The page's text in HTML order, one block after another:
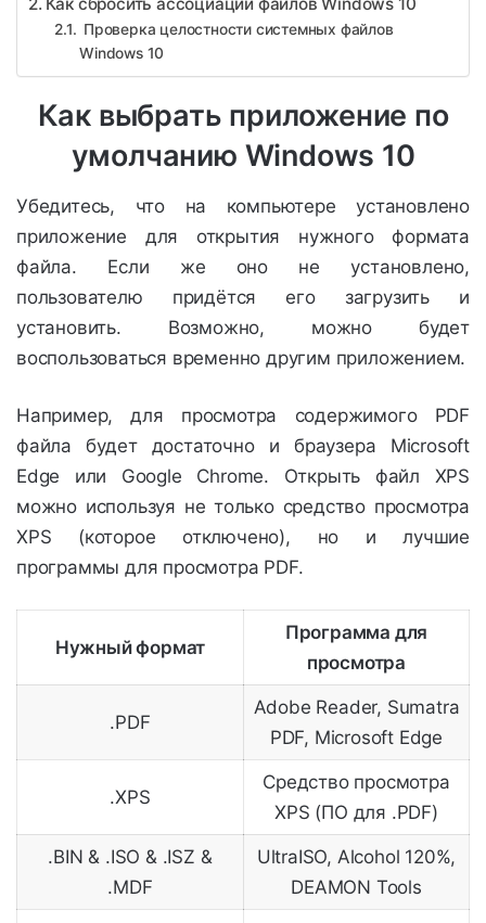
Проверка целостности системных файлов
Windows 10
Как выбрать приложение по
умолчанию Windows 10
Убедитесь, что на компьютере установлено
приложение для открытия нужного формата
файла. Если же оно не установлено,
пользователю придётся его загрузить и
установить. Возможно, можно будет
воспользоваться временно другим приложением.
Например, для просмотра содержимого PDF
файла будет достаточно и браузера Microsoft
Edge или Google Chrome. Открыть файл XPS
можно используя не только средство просмотра
XPS (которое отключено), но и лучшие
программы для просмотра PDF.
Нужный формат
Программа для
просмотра
.PDF
Adobe Reader, Sumatra
PDF, Microsoft Edge
.XPS
Средство просмотра
XPS (ПО для .PDF)
.BIN & .ISO & .ISZ &
.MDF
UltraISO, Alcohol 120%,
DEAMON Tools